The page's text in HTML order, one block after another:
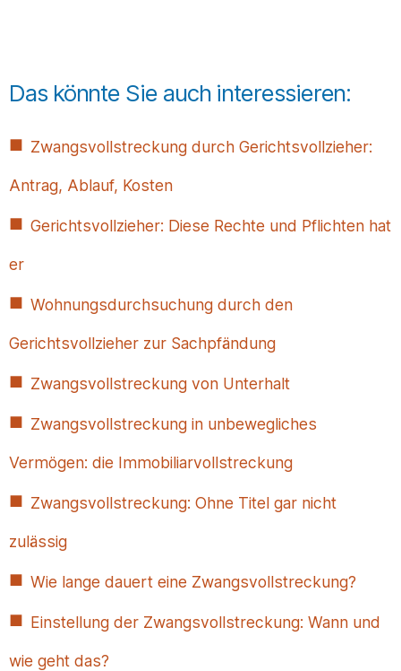
Das könnte Sie auch interessieren:
Zwangsvollstreckung durch Gerichtsvollzieher:
Antrag, Ablauf, Kosten
Gerichtsvollzieher: Diese Rechte und Pflichten hat
er
Wohnungsdurchsuchung durch den
Gerichtsvollzieher zur Sachpfändung
Zwangsvollstreckung von Unterhalt
Zwangsvollstreckung in unbewegliches
Vermögen: die Immobiliarvollstreckung
Zwangsvollstreckung: Ohne Titel gar nicht
zulässig
Wie lange dauert eine Zwangsvollstreckung?
Einstellung der Zwangsvollstreckung: Wann und
wie geht das?